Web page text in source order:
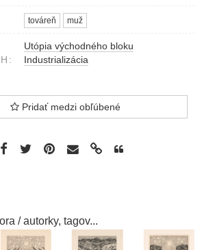
továreň muž
Utópia východného bloku
Industrializácia
Pridať medzi obľúbené
/ autorky, tagov...